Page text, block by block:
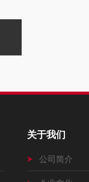
关于我们
公司简介